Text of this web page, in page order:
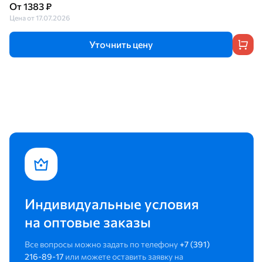
От 1383 ₽
Цена от 17.07.2026
Уточнить цену
Индивидуальные условия
на оптовые заказы
Все вопросы можно задать по телефону +7 (391)
216-89-17 или можете оставить заявку на